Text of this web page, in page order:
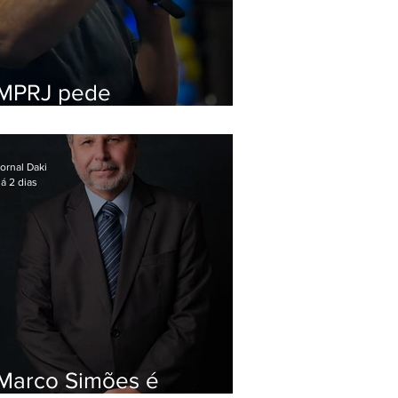
pede
Simões é
Daki
2 dias